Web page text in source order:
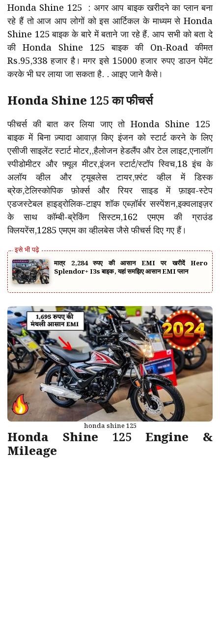
Honda Shine 125 : अगर आप बाइक खरीदने का प्लान बना
रहे हैं तो आज आप लोगों को इस आर्टिकल के माध्यम से Honda
Shine 125 बाइक के बारे में बताने जा रहे हैं. आप सभी को बता दे
की Honda Shine 125 बाइक की On-Road कीमत
Rs.95,338 हजार है। मगर इसे 15000 हजार रुपए डाउन पेमेंट
करके भी घर लाया जा सकता है. . आइए जाने कैसे।
Honda Shine 125 का फीचर्स
फीचर्स की बात कर लिया जाए तो Honda Shine 125
बाइक में बिना ज़्यादा आवाज़ किए इंजन को स्टार्ट करने के लिए
एसीजी साइलेंट स्टार्ट मोटर,,हैलोजन हेडलैंप और टेल लाइट,एनालॉग
स्पीडोमीटर और फ़्यूल मीटर,इंजन स्टार्ट/स्टॉप स्विच,18 इंच के
अलॉय व्हील और ट्यूबलेस टायर,फ़्रंट व्हील में डिस्क
ब्रेक,टेलिस्कोपिक फ़ोर्क्स और रियर साइड में फ़ाइव-स्टेप
एडजस्टेबल हाइड्रोलिक-टाइप शॉक एब्ज़ॉर्बर सस्पेंशन,इक्वलाइज़र
के साथ कॉम्बी-ब्रेकिंग सिस्टम,162 एमएम की ग्राउंड
क्लियरेंस,1285 एमएम का व्हीलबेस जैसे फीचर्स दिए गए हैं।
मात्र 2,284 रुपए की आसान EMI पर खरीदें Hero
Splendor+ I3s बाइक, यहां समझिए आसान EMI प्लान
honda shine 125
Honda Shine 125 Engine &
Mileage